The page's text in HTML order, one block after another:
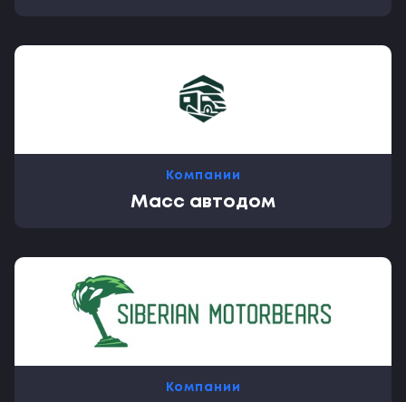
Компании
Масс автодом
Компании